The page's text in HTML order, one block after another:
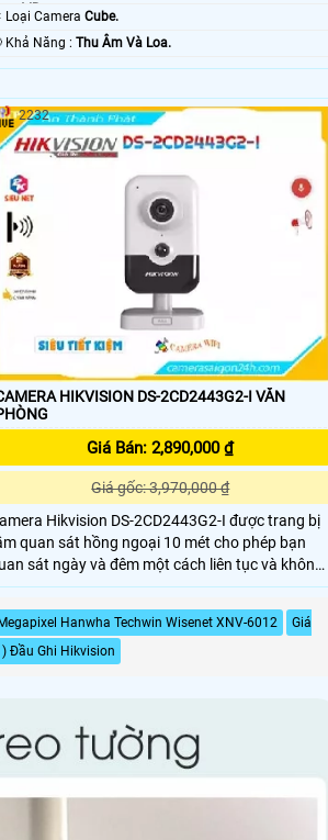
IR.
💢 Loại Camera Cube.
️📢 Khả Năng : Thu Âm Và Loa.
HIKVISION DS-2CD2443G2-I VĂN
Giá Bán: 2,890,000 ₫
Giá gốc: 3,970,000 ₫
Hikvision DS-2CD2443G2-I được trang bị
quan sát hồng ngoại 10 mét cho phép bạn
sát ngày và đêm một cách liên tục và không
hạn bởi ánh sáng môi trường. Camera DS-
I cũng hỗ trợ đàm thoại 2 chiều cho
bạn giao tiếp trực tiếp với người khác trong
vực giám sát.
2232
Hanwha Techwin Wisenet XNV-6012
Giá
Đầu Ghi Hikvision